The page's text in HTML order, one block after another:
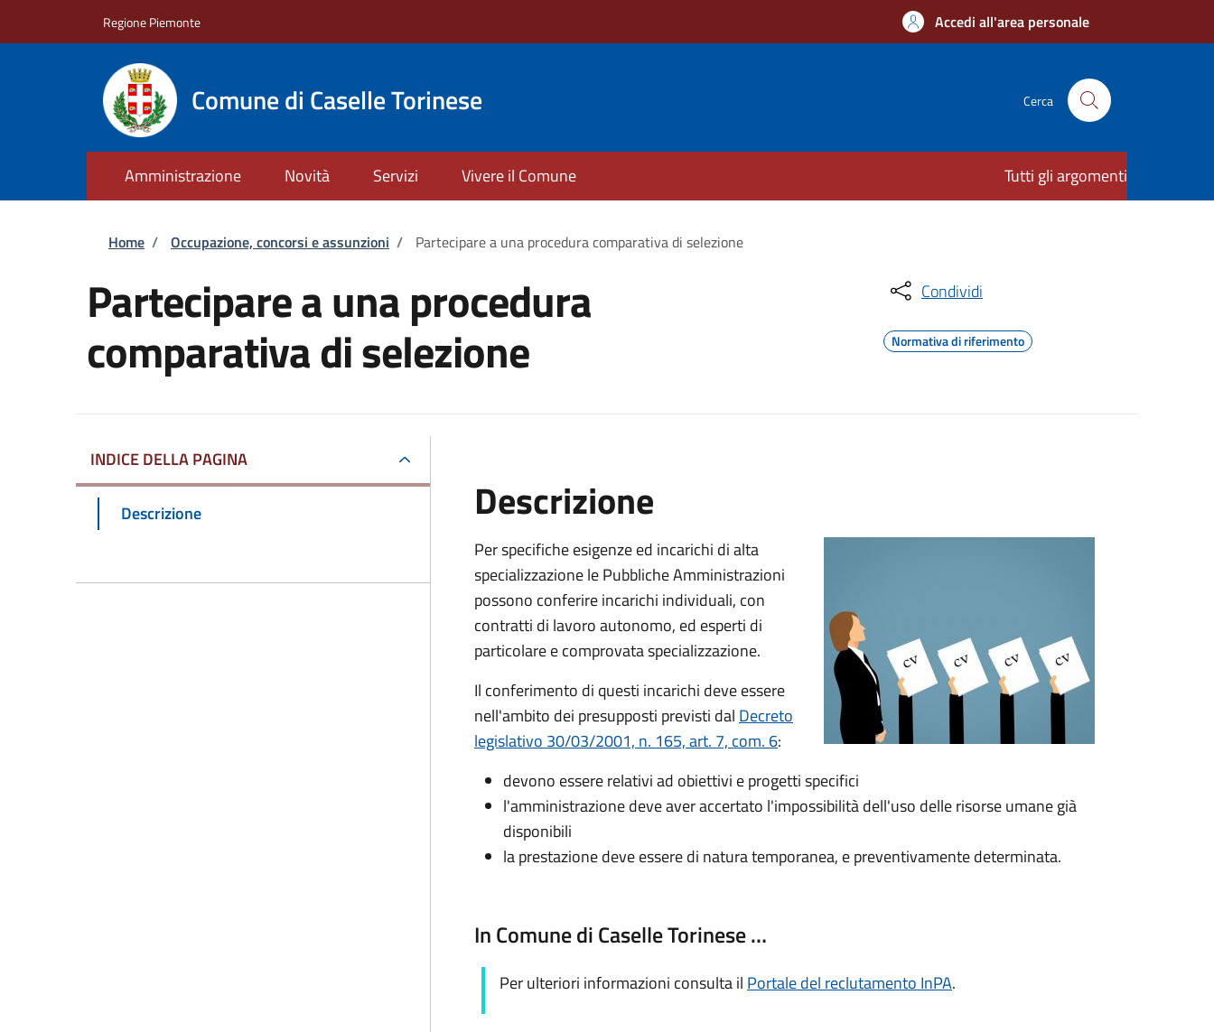
Regione Piemonte Accedi all'area personale
Comune di Caselle Torinese Cerca
Amministrazione Novità Servizi Vivere il Comune Tutti gli argomenti
Briciole di pane
Home / Occupazione, concorsi e assunzioni / Partecipare a una procedura comparativa di selezione
Partecipare a una procedura
comparativa di selezione
Condividi
Normativa di riferimento
INDICE DELLA PAGINA
Descrizione Descrizione
Per specifiche esigenze ed incarichi di alta
specializzazione le Pubbliche Amministrazioni
possono conferire incarichi individuali, con
contratti di lavoro autonomo, ed esperti di
particolare e comprovata specializzazione.
Il conferimento di questi incarichi deve essere
nell'ambito dei presupposti previsti dal Decreto
legislativo 30/03/2001, n. 165, art. 7, com. 6:
devono essere relativi ad obiettivi e progetti specifici
l'amministrazione deve aver accertato l'impossibilità dell'uso delle risorse umane già
disponibili
la prestazione deve essere di natura temporanea, e preventivamente determinata.
In Comune di Caselle Torinese …
Per ulteriori informazioni consulta il Portale del reclutamento InPA.